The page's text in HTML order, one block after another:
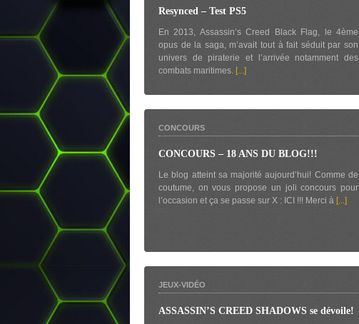
Resynced – Test PS5
En 2013, Assassin’s Creed Black Flag, le 4ème
opus de la saga, m’avait tout à fait séduit par son
univers de piraterie et l’arrivée notamment des
combats maritimes. [...]
CONCOURS
CONCOURS – 18 ANS DU BLOG!!!
Le blog atteint sa majorité aujourd’hui! Comme de
coutume, on vous propose un joli concours pour
l’occasion et ça se passe sur X : ICI !!! Merci à [...]
JEUX-VIDÉO
ASSASSIN’S CREED SHADOWS se dévoile!